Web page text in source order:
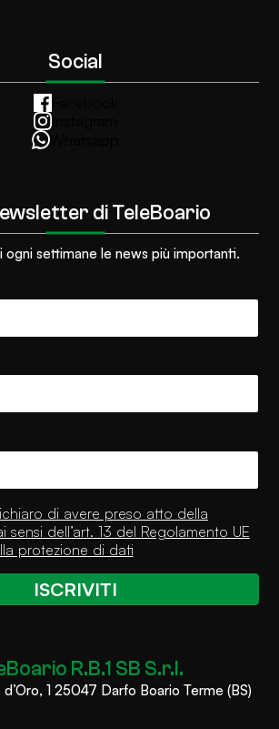
R.B.1 SB S.r.l.
1 25047 Darfo Boario Terme (BS)
Social
Whatsapp
di TeleBoario
ogni settimane le news più importanti.
di avere preso atto della
sensi dell’art. 13 del Regolamento UE
protezione di dati
ISCRIVITI